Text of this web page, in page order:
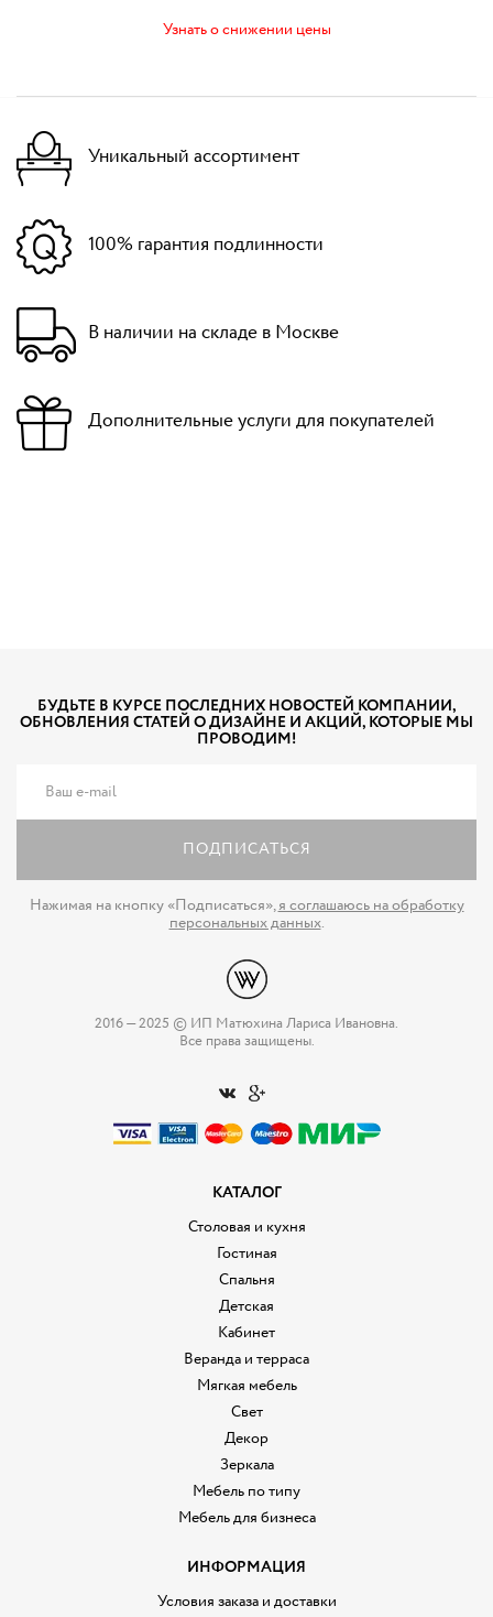
Узнать о снижении цены
Уникальный ассортимент
100% гарантия подлинности
В наличии на складе в Москве
Дополнительные услуги для покупателей
БУДЬТЕ В КУРСЕ ПОСЛЕДНИХ НОВОСТЕЙ КОМПАНИИ,
ОБНОВЛЕНИЯ СТАТЕЙ О ДИЗАЙНЕ И АКЦИЙ, КОТОРЫЕ МЫ
ПРОВОДИМ!
ПОДПИСАТЬСЯ
Нажимая на кнопку «Подписаться»,я соглашаюсь на обработку
персональных данных.
2016 — 2025 © ИП Матюхина Лариса Ивановна.
Все права защищены.
КАТАЛОГ
Столовая и кухня
Гостиная
Спальня
Детская
Кабинет
Веранда и терраса
Мягкая мебель
Свет
Декор
Зеркала
Мебель по типу
Мебель для бизнеса
ИНФОРМАЦИЯ
Условия заказа и доставки